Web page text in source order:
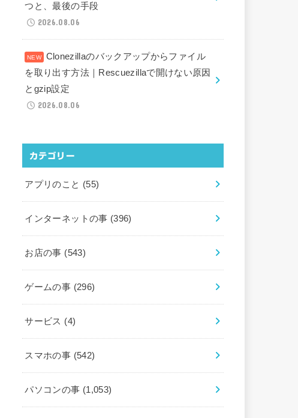
つと、最後の手段
2026.08.06
Clonezillaのバックアップからファイル
を取り出す方法｜Rescuezillaで開けない原因
とgzip設定
2026.08.06
カテゴリー
アプリのこと (55)
インターネットの事 (396)
お店の事 (543)
ゲームの事 (296)
サービス (4)
スマホの事 (542)
パソコンの事 (1,053)